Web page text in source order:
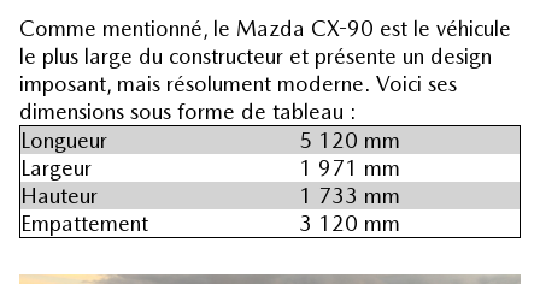
Comme mentionné, le Mazda CX-90 est le véhicule
le plus large du constructeur et présente un design
imposant, mais résolument moderne. Voici ses
dimensions sous forme de tableau :
Longueur
5 120 mm
Largeur
1 971 mm
Hauteur
1 733 mm
Empattement
3 120 mm